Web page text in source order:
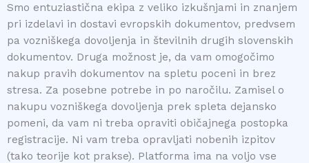
Smo entuziastična ekipa z veliko izkušnjami in znanjem
pri izdelavi in ​​dostavi evropskih dokumentov, predvsem
pa vozniškega dovoljenja in številnih drugih slovenskih
dokumentov. Druga možnost je, da vam omogočimo
nakup pravih dokumentov na spletu poceni in brez
stresa. Za posebne potrebe in po naročilu. Zamisel o
nakupu vozniškega dovoljenja prek spleta dejansko
pomeni, da vam ni treba opraviti običajnega postopka
registracije. Ni vam treba opravljati nobenih izpitov
(tako teorije kot prakse). Platforma ima na voljo vse